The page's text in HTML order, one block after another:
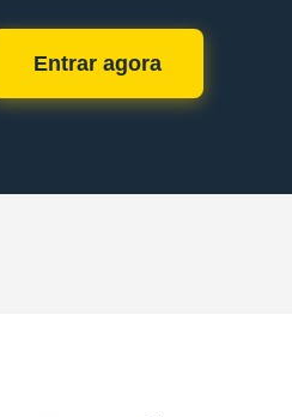
Entrar agora